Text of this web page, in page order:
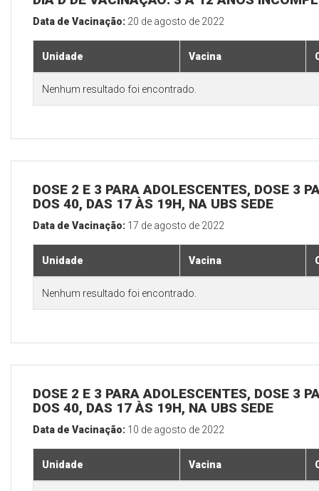
Data de Vacinação: 20 de agosto de 2022
Unidade Vacina
Nenhum resultado foi encontrado.
DOSE 2 E 3 PARA ADOLESCENTES, DOSE 3
DOS 40, DAS 17 ÀS 19H, NA UBS SEDE
Data de Vacinação: 17 de agosto de 2022
Unidade Vacina
Nenhum resultado foi encontrado.
DOSE 2 E 3 PARA ADOLESCENTES, DOSE 3
DOS 40, DAS 17 ÀS 19H, NA UBS SEDE
Data de Vacinação: 10 de agosto de 2022
Unidade Vacina